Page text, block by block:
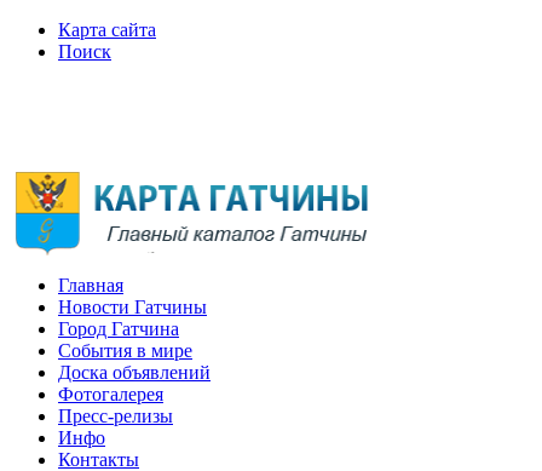
Карта сайта
Поиск
Главная
Новости Гатчины
Город Гатчина
События в мире
Доска объявлений
Фотогалерея
Пресс-релизы
Инфо
Контакты